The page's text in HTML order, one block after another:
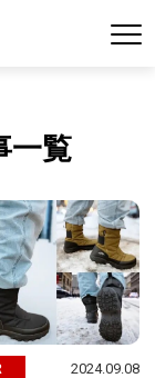
一覧
2024.09.08